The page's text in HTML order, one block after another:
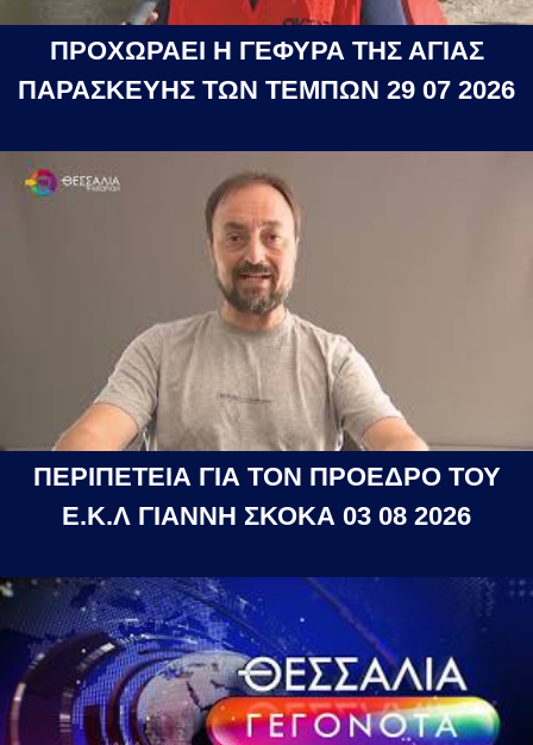
ΠΡΟΧΩΡΑΕΙ Η ΓΕΦΥΡΑ ΤΗΣ ΑΓΙΑΣ
ΠΑΡΑΣΚΕΥΗΣ ΤΩΝ ΤΕΜΠΩΝ 29 07 2026
ΠΕΡΙΠΕΤΕΙΑ ΓΙΑ ΤΟΝ ΠΡΟΕΔΡΟ ΤΟΥ
Ε.Κ.Λ ΓΙΑΝΝΗ ΣΚΟΚΑ 03 08 2026